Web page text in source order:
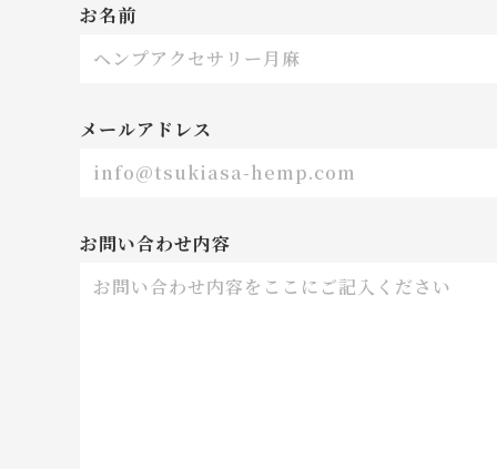
お名前
メールアドレス
お問い合わせ内容